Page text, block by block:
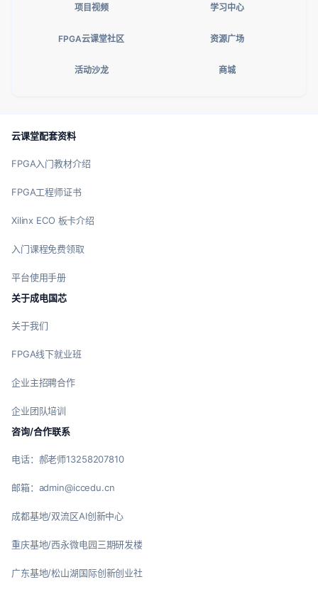
项目视频 学习中心
FPGA云课堂社区 资源广场
活动沙龙 商城
云课堂配套资料
FPGA入门教材介绍
FPGA工程师证书
Xilinx ECO 板卡介绍
入门课程免费领取
平台使用手册
关于成电国芯
关于我们
FPGA线下就业班
企业主招聘合作
企业团队培训
咨询/合作联系
电话：郝老师13258207810
邮箱：admin@iccedu.cn
成都基地/双流区AI创新中心
重庆基地/西永微电园三期研发楼
广东基地/松山湖国际创新创业社